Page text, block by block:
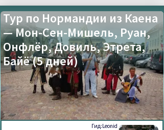
Тур по Нормандии из Каена
— Мон-Сен-Мишель, Руан,
Онфлёр, Довиль, Этрета,
Байё (5 дней)
Гид:Leonid